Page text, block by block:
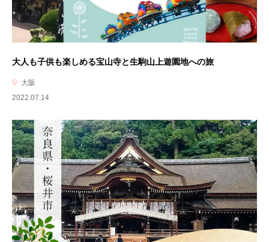
大人も子供も楽しめる宝山寺と生駒山上遊園地への旅
大阪
2022.07.14